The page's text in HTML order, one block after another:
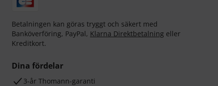
Betalningen kan göras tryggt och säkert med
Banköverföring, PayPal, Klarna Direktbetalning eller
Kreditkort.
Dina fördelar
3-år Thomann-garanti